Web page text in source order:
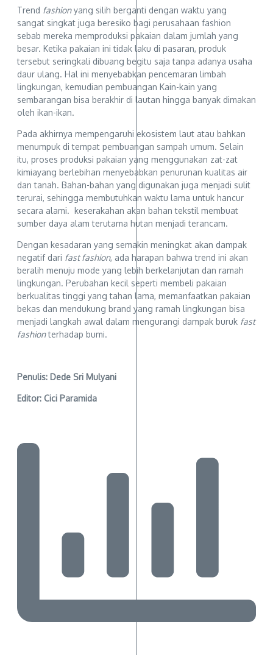
Trend fashionyang silih berganti dengan waktu yang
sangat singkat juga beresiko bagi perusahaan fashion
sebab mereka memproduksi pakaian dalam jumlah yang
besar. Ketika pakaian ini tidak laku di pasaran, produk
tersebut seringkali dibuang begitu saja tanpa adanya usaha
daur ulang. Hal ini menyebabkan pencemaran limbah
lingkungan, kemudian pembuangan Kain-kain yang
sembarangan bisa berakhir di lautan hingga banyak dimakan
oleh ikan-ikan.
Pada akhirnya mempengaruhi ekosistem laut atau bahkan
menumpuk di tempat pembuangan sampah umum. Selain
itu, proses produksi pakaian yang menggunakan zat-zat
kimiayang berlebihan menyebabkan penurunan kualitas air
dan tanah. Bahan-bahan yang digunakan juga menjadi sulit
terurai, sehingga membutuhkan waktu lama untuk hancur
secara alami. keserakahan akan bahan tekstil membuat
sumber daya alam terutama hutan menjadi terancam.
Dengan kesadaran yang semakin meningkat akan dampak
negatif dari fast fashion, ada harapan bahwa trend ini akan
beralih menuju mode yang lebih berkelanjutan dan ramah
lingkungan. Perubahan kecil seperti membeli pakaian
berkualitas tinggi yang tahan lama, memanfaatkan pakaian
bekas dan mendukung brand yang ramah lingkungan bisa
menjadi langkah awal dalam mengurangi dampak buruk fast
fashionterhadap bumi.
Penulis: Dede Sri Mulyani
Editor: Cici Paramida